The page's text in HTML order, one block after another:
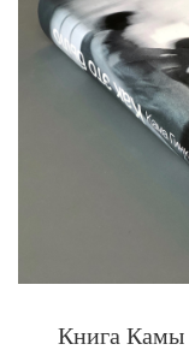
Книга Камы